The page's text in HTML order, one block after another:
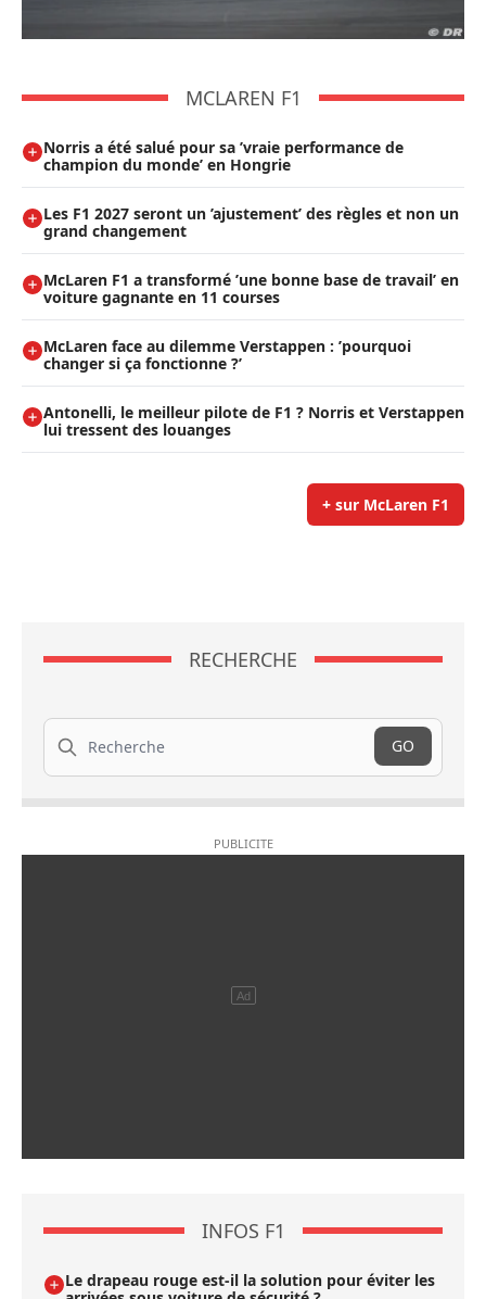
MCLAREN F1
Norris a été salué pour sa ’vraie performance de
champion du monde’ en Hongrie
Les F1 2027 seront un ’ajustement’ des règles et non un
grand changement
McLaren F1 a transformé ’une bonne base de travail’ en
voiture gagnante en 11 courses
McLaren face au dilemme Verstappen : ’pourquoi
changer si ça fonctionne ?’
Antonelli, le meilleur pilote de F1 ? Norris et Verstappen
lui tressent des louanges
+ sur McLaren F1
RECHERCHE
Recherche
GO
INFOS F1
Le drapeau rouge est-il la solution pour éviter les